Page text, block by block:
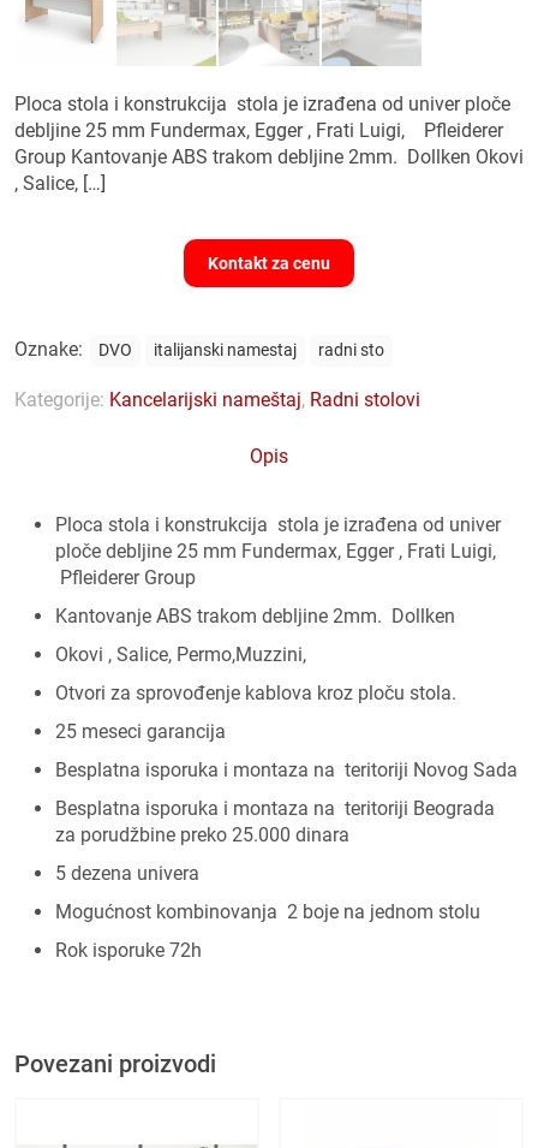
Ploca stola i konstrukcija stola je izrađena od univer ploče
debljine 25 mm Fundermax, Egger , Frati Luigi, Pfleiderer
Group Kantovanje ABS trakom debljine 2mm. Dollken Okovi
, Salice, […]
Kontakt za cenu
Oznake: DVO italijanski namestaj radni sto
Kategorije: Kancelarijski nameštaj, Radni stolovi
Opis
Ploca stola i konstrukcija stola je izrađena od univer
ploče debljine 25 mm Fundermax, Egger , Frati Luigi,
Pfleiderer Group
Kantovanje ABS trakom debljine 2mm. Dollken
Okovi , Salice, Permo,Muzzini,
Otvori za sprovođenje kablova kroz ploču stola.
25 meseci garancija
Besplatna isporuka i montaza na teritoriji Novog Sada
Besplatna isporuka i montaza na teritoriji Beograda
za porudžbine preko 25.000 dinara
5 dezena univera
Mogućnost kombinovanja 2 boje na jednom stolu
Rok isporuke 72h
Povezani proizvodi